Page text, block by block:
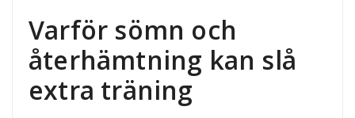
Varför sömn och
återhämtning kan slå
extra träning